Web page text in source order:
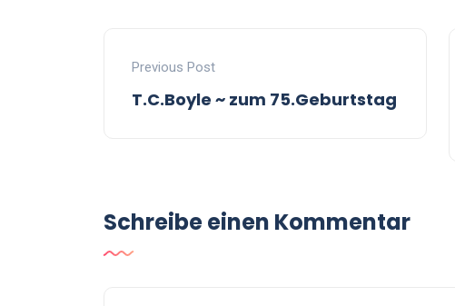
Previous Post
T.C.Boyle ~ zum 75.Geburtstag
Schreibe einen Kommentar